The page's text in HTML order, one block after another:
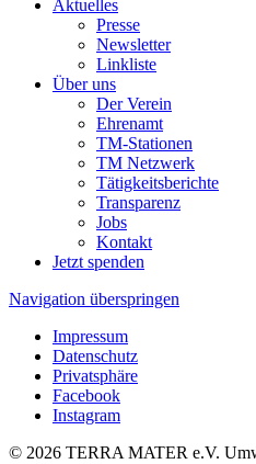
Aktuelles
Presse
Newsletter
Linkliste
Über uns
Der Verein
Ehrenamt
TM-Stationen
TM Netzwerk
Tätigkeitsberichte
Transparenz
Jobs
Kontakt
Jetzt spenden
Navigation überspringen
Impressum
Datenschutz
Privatsphäre
Facebook
Instagram
© 2026 TERRA MATER e.V.